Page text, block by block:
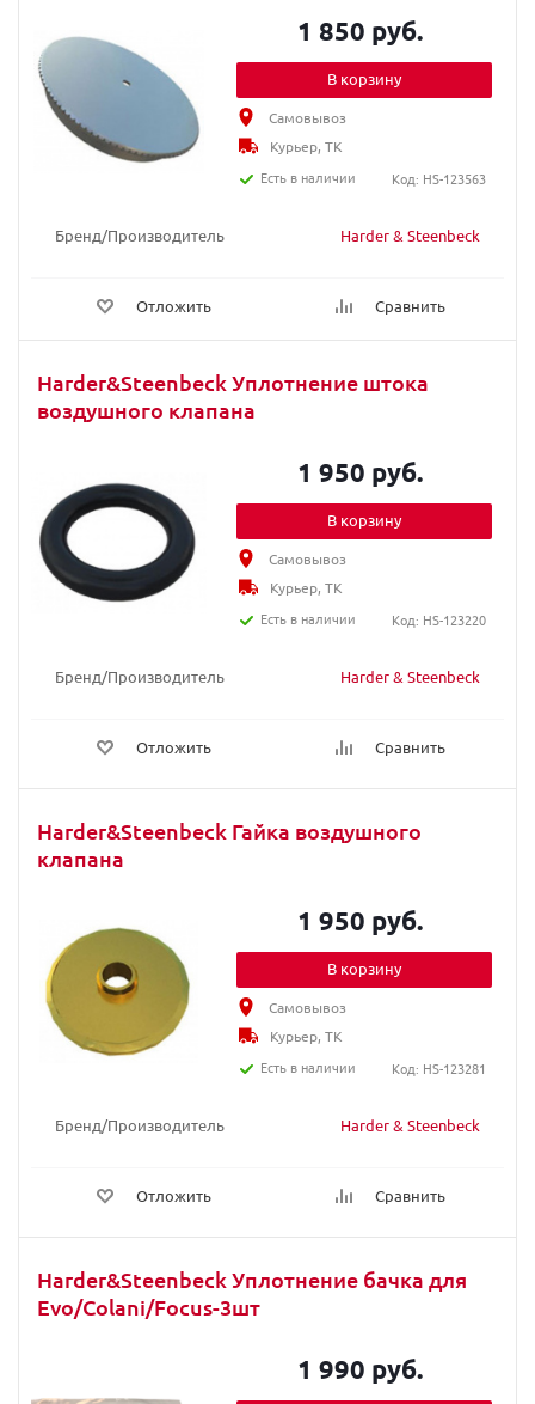
Бренд/Производитель Harder & Steenbeck
Отложить Сравнить
1 850 руб.
В корзину
Самовывоз
Курьер, ТК
Есть в наличии
Код: HS-123563
Harder&Steenbeck Уплотнение штока
воздушного клапана
Бренд/Производитель Harder & Steenbeck
Отложить Сравнить
1 950 руб.
В корзину
Самовывоз
Курьер, ТК
Есть в наличии
Код: HS-123220
Harder&Steenbeck Гайка воздушного
клапана
Бренд/Производитель Harder & Steenbeck
Отложить Сравнить
1 950 руб.
В корзину
Самовывоз
Курьер, ТК
Есть в наличии
Код: HS-123281
Harder&Steenbeck Уплотнение бачка для
Evo/Colani/Focus-3шт
1 990 руб.